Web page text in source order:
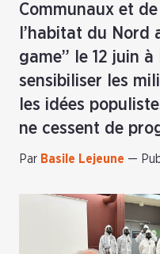
Communaux et
l’habitat du Nord
game” le 12 juin
sensibiliser les
les idées
ne cessent de
Par Basile Lejeune —